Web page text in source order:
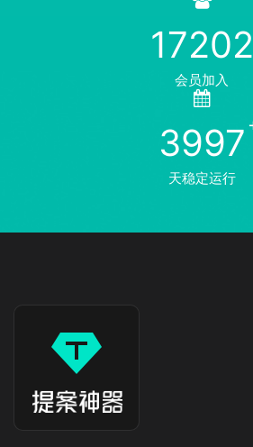
17202
会员加入
3997
天稳定运行